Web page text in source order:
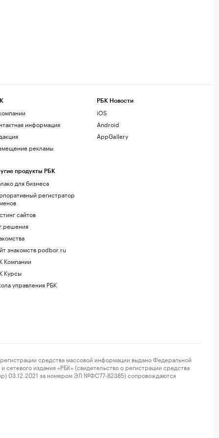
информация
рекламы
продукты РБК
для бизнеса
регистратор
сайтов
знакомств podbor.ru
Компании
Курсы
управления РБК
РБК Новости
iOS
Android
AppGallery
средства массовой информации выдано Федеральной
издания «РБК» (свидетельство о регистрации средства
03.12.2021 за номером ЭЛ №ФС77-82385) сопровождаются